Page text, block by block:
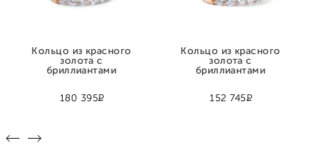
180 395Р
Кольцо из красного
золота с
бриллиантами
152 745Р
Кольцо из красного
золота с
бриллиантами